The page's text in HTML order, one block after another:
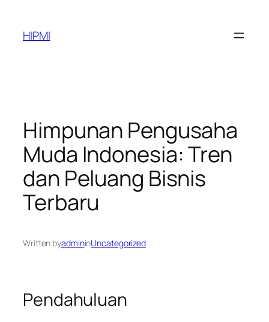
content
HIPMI
Himpunan Pengusaha
Muda Indonesia: Tren
dan Peluang Bisnis
Terbaru
Written byadmininUncategorized
Pendahuluan